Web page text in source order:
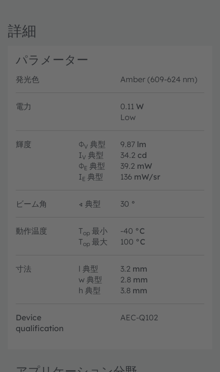
詳細
パラメーター
発光色 Amber (609-624 nm)
電力 0.11 W
Low
輝度 ΦV 典型 9.87 lm
IV 典型 34.2 cd
ΦE 典型 39.2 mW
IE 典型 136 mW/sr
ビーム角 ∢ 典型 30 °
動作温度 Top 最小 -40 °C
Top 最大 100 °C
寸法 l 典型 3.2 mm
w 典型 2.8 mm
h 典型 3.8 mm
Device
qualification
AEC-Q102